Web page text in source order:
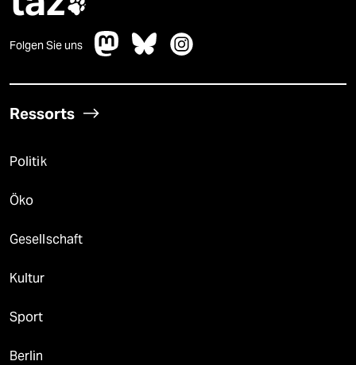

Folgen Sie uns
Ressorts
Politik
Öko
Gesellschaft
Kultur
Sport
Berlin